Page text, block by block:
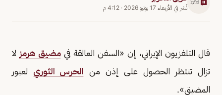
نُشر في الأربعاء 17 يونيو 2026 · 4:12 م
قال التلفزيون الإيراني، إن «السفن العالقة في مضيق هرمز لا
تزال تنتظر الحصول على إذن من الحرس الثوري لعبور
المضيق».